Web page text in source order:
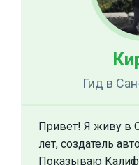
Гид в
Привет! Я живу в
лет, создатель
Показываю